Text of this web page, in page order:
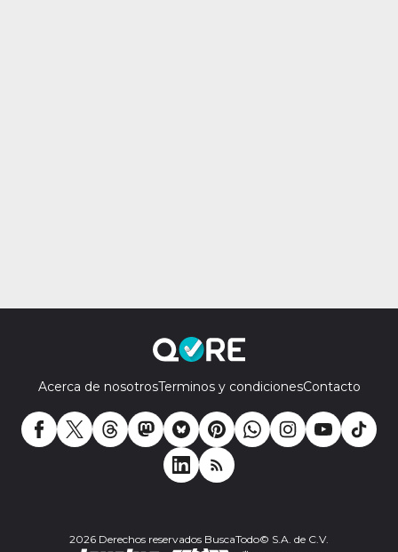
Acerca de nosotrosTerminos y condicionesContacto
2026 Derechos reservados BuscaTodo© S.A. de C.V.